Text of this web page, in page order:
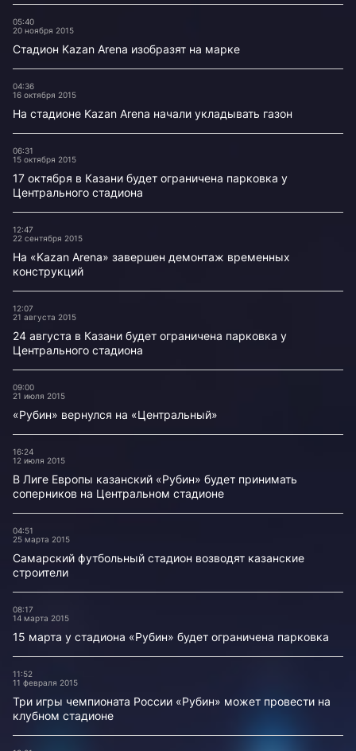
05:40
20 ноября 2015
Стадион Kazan Arena изобразят на марке
04:36
16 октября 2015
На стадионе Kazan Arena начали укладывать газон
06:31
15 октября 2015
17 октября в Казани будет ограничена парковка у
Центрального стадиона
12:47
22 сентября 2015
На «Kazan Arena» завершен демонтаж временных
конструкций
12:07
21 августа 2015
24 августа в Казани будет ограничена парковка у
Центрального стадиона
09:00
21 июля 2015
«Рубин» вернулся на «Центральный»
16:24
12 июля 2015
В Лиге Европы казанский «Рубин» будет принимать
соперников на Центральном стадионе
04:51
25 марта 2015
Самарский футбольный стадион возводят казанские
строители
08:17
14 марта 2015
15 марта у стадиона «Рубин» будет ограничена парковка
11:52
11 февраля 2015
Три игры чемпионата России «Рубин» может провести на
клубном стадионе